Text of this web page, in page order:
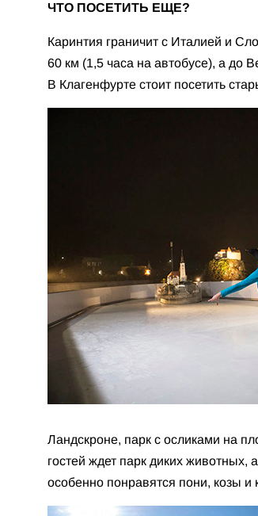
ЧТО ПОСЕТИТЬ ЕЩЕ?
Каринтия граничит с Италией и
60 км (1,5 часа на автобусе), а до
В Клагенфурте стоит посетить
Ландскроне, парк с осликами на
гостей ждет парк диких
особенно понравятся пони, козы